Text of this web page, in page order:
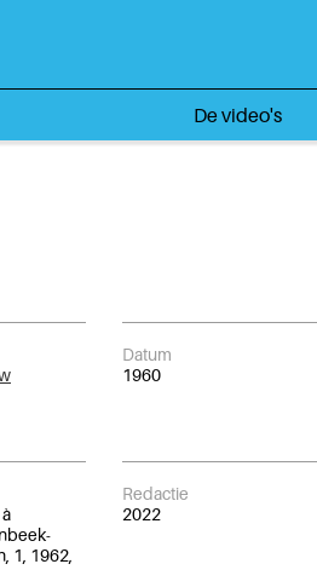
De video's
Datum
1960
1, 1962,
Redactie
2022